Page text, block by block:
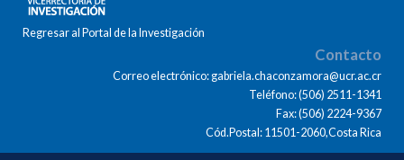
Regresar al Portal de la Investigación
Contacto
Correo electrónico: gabriela.chaconzamora@ucr.ac.cr
Teléfono: (506) 2511-1341
Fax: (506) 2224-9367
Cód.Postal: 11501-2060,Costa Rica